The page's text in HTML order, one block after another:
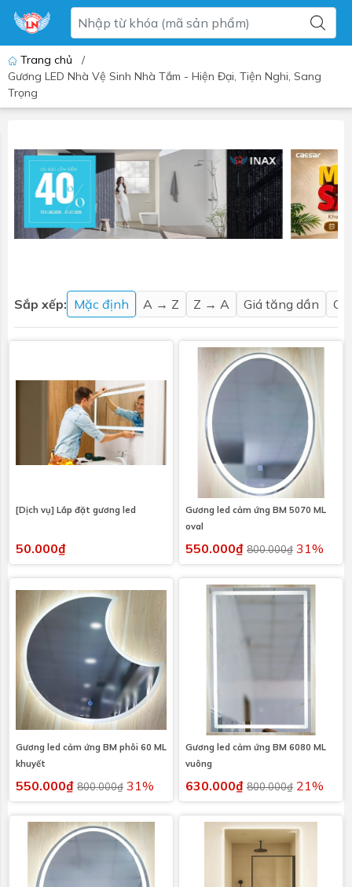
Trang chủ
/
Gương LED Nhà Vệ Sinh Nhà Tắm - Hiện Đại, Tiện Nghi, Sang
Trọng
Sắp xếp: Mặc định A → Z Z → A Giá tăng dần
[Dịch vụ] Lắp đặt gương led
50.000₫
Gương led cảm ứng BM 5070 ML
oval
550.000₫ 800.000₫ 31%
Gương led cảm ứng BM phôi 60 ML
khuyết
550.000₫ 800.000₫ 31%
Gương led cảm ứng BM 6080 ML
vuông
630.000₫ 800.000₫ 21%